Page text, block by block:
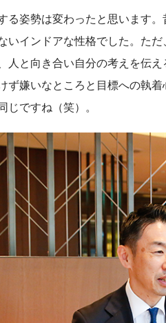
る姿勢は変わったと思います
いインドアな性格でした。た
人と向き合い自分の考えを伝え
ず嫌いなところと目標への執
じですね（笑）。